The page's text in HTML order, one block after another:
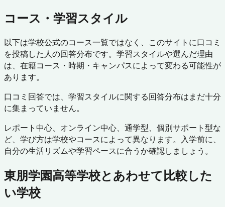
コース・学習スタイル
以下は学校公式のコース一覧ではなく、このサイトに口コミ
を投稿した人の回答分布です。学習スタイルや選んだ理由
は、在籍コース・時期・キャンパスによって変わる可能性が
あります。
口コミ回答では、学習スタイルに関する回答分布はまだ十分
に集まっていません。
レポート中心、オンライン中心、通学型、個別サポート型な
ど、学び方は学校やコースによって異なります。入学前に、
自分の生活リズムや学習ペースに合うか確認しましょう。
東朋学園高等学校とあわせて比較した
い学校